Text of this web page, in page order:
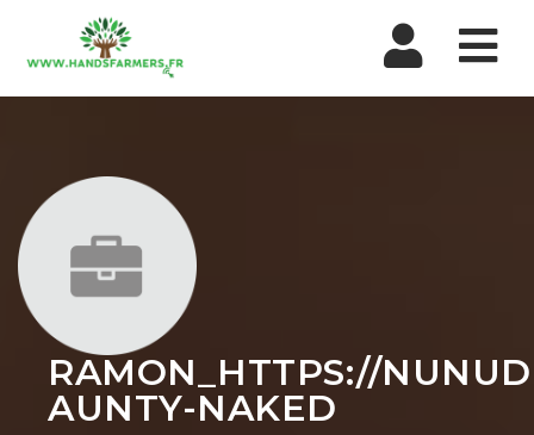
RAMON_HTTPS://
AUNTY-NAKED